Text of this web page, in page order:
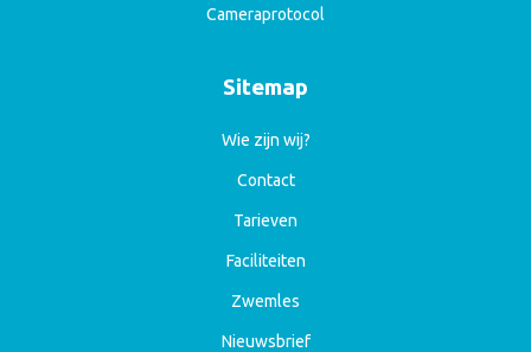
Cameraprotocol
Sitemap
Wie zijn wij?
Contact
Tarieven
Faciliteiten
Zwemles
Nieuwsbrief